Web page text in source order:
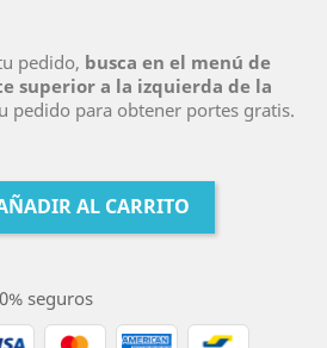
pedido, busca en el menú de
superior a la izquierda de la
pedido para obtener portes gratis.
AL CARRITO
seguros